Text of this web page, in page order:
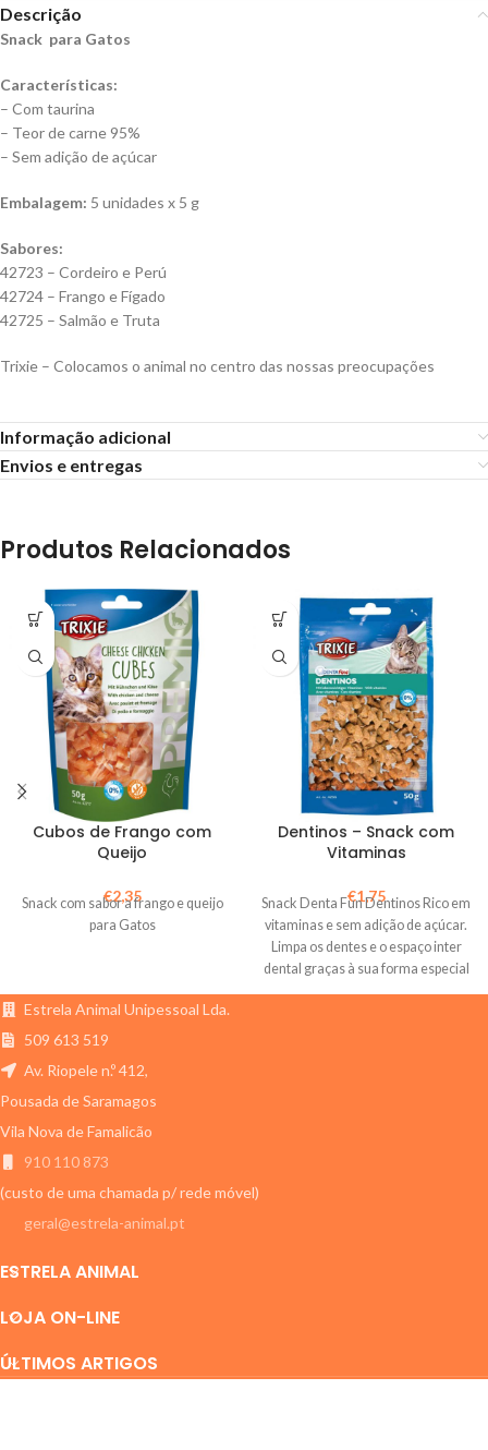
Descrição
Snack para Gatos
Características:
– Com taurina
– Teor de carne 95%
– Sem adição de açúcar
Embalagem: 5 unidades x 5 g
Sabores:
42723 – Cordeiro e Perú
42724 – Frango e Fígado
42725 – Salmão e Truta
Trixie – Colocamos o animal no centro das nossas preocupações
Informação adicional
Envios e entregas
Produtos Relacionados
Cubos de Frango com
Queijo
€2,35
Snack com sabor a frango e queijo
para Gatos
Dentinos – Snack com
Vitaminas
€1,75
Snack Denta Fun Dentinos Rico em
vitaminas e sem adição de açúcar.
Limpa os dentes e o espaço inter
dental graças à sua forma especial
e textura.
Estrela Animal Unipessoal Lda.
509 613 519
Av. Riopele n.º 412,
Pousada de Saramagos
Vila Nova de Famalicão
910 110 873
(custo de uma chamada p/ rede móvel)
geral@estrela-animal.pt
ESTRELA ANIMAL
LOJA ON-LINE
ÚLTIMOS ARTIGOS